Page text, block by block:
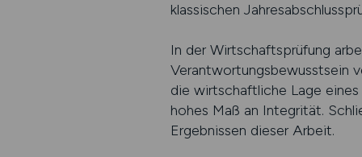
klassischen
In der Wirtschaftsprüfung
Verantwortungsbewusstsein
die wirtschaftliche Lage
hohes Maß an Integrität.
Ergebnissen dieser Arbeit.